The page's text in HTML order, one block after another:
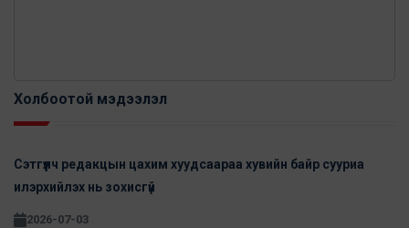
Холбоотой мэдээлэл
Сэтгүүлч редакцын цахим хуудсаараа хувийн байр сууриа
илэрхийлэх нь зохисгүй
2026-07-03